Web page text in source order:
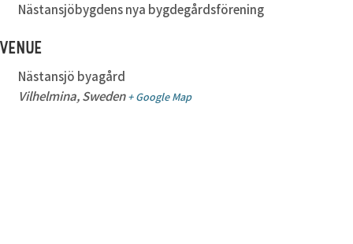
Nästansjöbygdens nya bygdegårdsförening
VENUE
Nästansjö byagård
Vilhelmina, Sweden + Google Map